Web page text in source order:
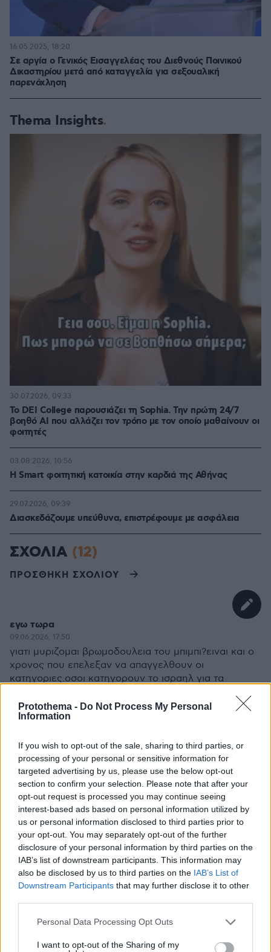
Protothema - Do Not Process My Personal
Information
If you wish to opt-out of the sale, sharing to third parties, or
processing of your personal or sensitive information for
targeted advertising by us, please use the below opt-out
section to confirm your selection. Please note that after your
opt-out request is processed you may continue seeing
interest-based ads based on personal information utilized by
us or personal information disclosed to third parties prior to
your opt-out. You may separately opt-out of the further
disclosure of your personal information by third parties on the
IAB’s list of downstream participants. This information may
also be disclosed by us to third parties on the IAB’s List of
Downstream Participants that may further disclose it to other
Please note that this website/app uses one or more Google
not limited to your visit or usage behaviour. You may click to
Personal Data Processing Opt Outs
I want to opt-out of the Sharing of my
Σε αργία ο Γενικός Εισαγγελέας του Διεθνούς Ποινικού
Δικαστηρίου μετά από καταγγελία για σεξουαλική
παρενόχληση
16.05.2025, 18:20
Thema Insights
Το DEI College παρουσιάζει τη Sophia. Την πρώτη 24/7
βοηθό AI που αλλάζει τον τρόπο με τον οποίο μαθαίνουν οι
φοιτητές
30.07.2026, 09:33
Η Smart φοιτητική κατοικία στην καρδιά της Αθήνας
03.08.2026, 10:56
Διασκεδάζουμε υπεύθυνα, επιστρέφουμε με ασφάλεια
29.07.2026, 09:39
ΣΧΟΛΙΑ (12)
ΠΡΟΣΘΗΚΗ ΣΧΟΛΙΟΥ
εγω τωρα
09.06.2026, 17:50
γιατι μυριζομαι βρωμοδουλεια του μπιμπι?ειναι και ο
χρονος που επελεξαν να απαγγελθουν οι
κατηγοριες.οσοι κατηγορουν το ισραηλ για τα
με καποιο τροπο.
ΑΠΑΝΤΗΣΗ
Τζιμ
09.06.2026, 18:11
Δεν κατηγορείται μόνο ο Μπι Μπι, αλλά και ένας
πρώην γκαγκεπίτης. Να μη ξεχνιόμαστε.
ΑΠΑΝΤΗΣΗ
ΒΓ
10.06.2026, 00:35
Μόνο που οι καταγγελίες εναντίον του Καν
υποβλήθηκαν λίγες εβδομάδες πριν ο ίδιος
ακολουθία των γεγονότων δεν ταιριάζει με τη
υποβλήθηκαν οι καταγγελίες εναντίον του, ο Καν